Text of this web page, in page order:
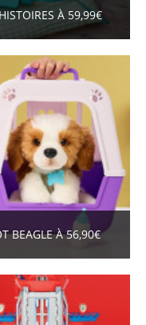
À 59,99€
BEAGLE À 56,90€